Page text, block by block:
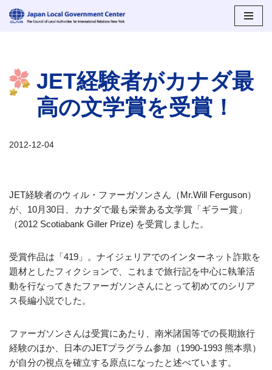
ン
ツ
ッ
JET経験者がカナダ最
高の文学賞を受賞！
2012-12-04
JET経験者のウィル・ファーガソンさん（Mr.Will Ferguson）
が、10月30日、カナダで最も栄誉ある文学賞「ギラー賞」
（2012 Scotiabank Giller Prize) を受賞しました。
受賞作品は「419」。ナイジェリアでのインターネット詐欺を
題材としたフィクションで、これまで旅行記を中心に執筆活
動を行なってきたファーガソンさんにとって初めてのシリア
ス長編小説でした。
ファーガソンさんは受賞にあたり、南米諸国等での長期旅行
経験のほか、日本のJETプラグラム参加（1990-1993 熊本県）
が自分の視点を確立する原点になったと述べています。